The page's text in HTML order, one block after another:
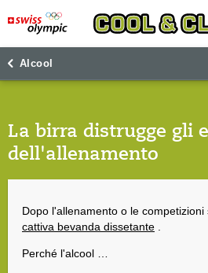
Alcool
La birra distrugge gli
dell'allenamento
Dopo l'allenamento o le
cattiva bevanda dissetante
Perché l'alcool …